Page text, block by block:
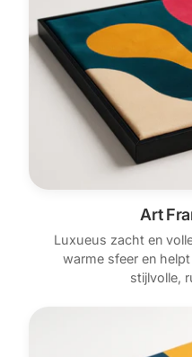
Art
Luxueus zacht en
warme sfeer en
stijlvolle,